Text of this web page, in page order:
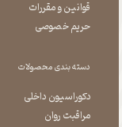
دسته بندی محصولات
قوانین و مقررات
حریم خصوصی
دکوراسیون داخلی
مراقبت روان